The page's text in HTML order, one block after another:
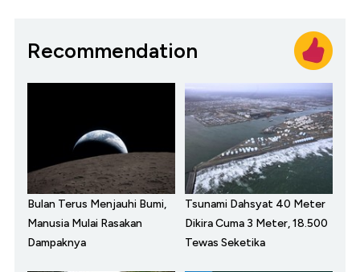
Recommendation
Bulan Terus Menjauhi Bumi,
Manusia Mulai Rasakan
Dampaknya
Tsunami Dahsyat 40 Meter
Dikira Cuma 3 Meter, 18.500
Tewas Seketika